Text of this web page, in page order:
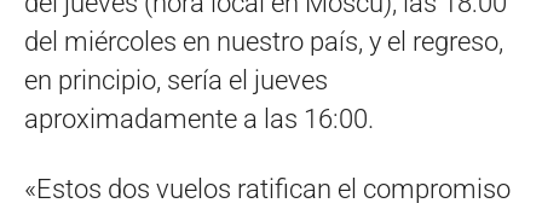
del miércoles en nuestro país, y el regreso,
en principio, sería el jueves
aproximadamente a las 16:00.
«Estos dos vuelos ratifican el compromiso